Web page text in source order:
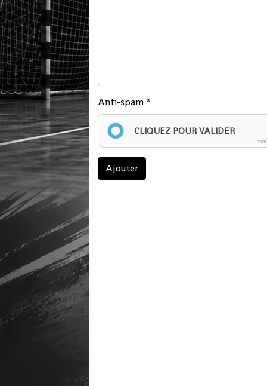
Anti-spam
CLIQUEZ POUR VALIDER
Ajouter